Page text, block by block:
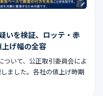
いを検証、ロッテ・赤
げ幅の全容
ついて、公正取引委員会によ
ました。各社の値上げ時期